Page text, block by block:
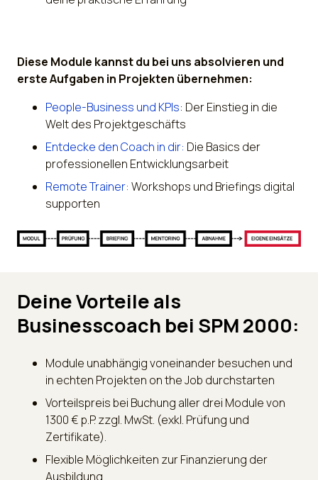
Diese Module kannst du bei uns absolvieren und
erste Aufgaben in Projekten übernehmen:
People-Business und KPIs: Der Einstieg in die
Welt des Projektgeschäfts
Entdecke den Coach in dir: Die Basics der
professionellen Entwicklungsarbeit
Remote Trainer: Workshops und Briefings digital
supporten
Deine Vorteile als
Businesscoach bei SPM 2000:
Module unabhängig voneinander besuchen und
in echten Projekten on the Job durchstarten
Vorteilspreis bei Buchung aller drei Module von
1300 € p.P. zzgl. MwSt. (exkl. Prüfung und
Zertifikate).
Flexible Möglichkeiten zur Finanzierung der
Ausbildung